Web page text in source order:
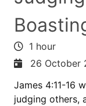
1 hour
26 October
James 4:11-16
judging others,